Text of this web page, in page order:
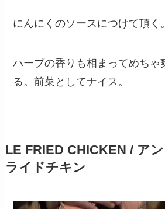
にんにくのソースにつけて頂く
ハーブの香りも相まってめちゃ
る。前菜としてナイス。
LE FRIED CHICKEN / ア
ライドチキン